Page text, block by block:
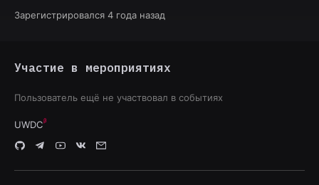
Зарегистрировался 4 года назад
Участие в мероприятиях
Пользователь ещё не участвовал в событиях
UWDC